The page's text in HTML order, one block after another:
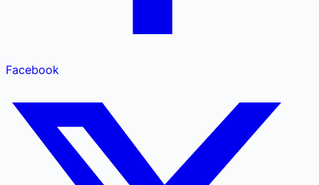
Facebook